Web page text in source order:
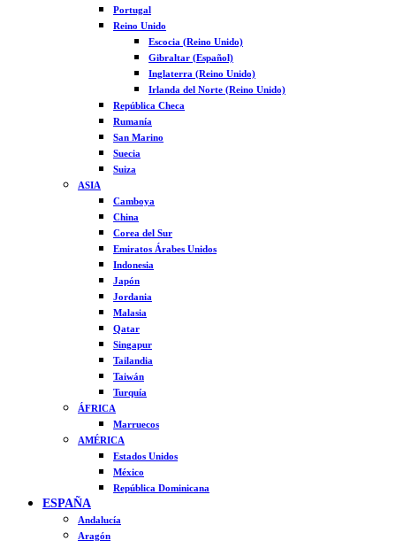
Portugal
Reino Unido
Escocia (Reino Unido)
Gibraltar (Español)
Inglaterra (Reino Unido)
Irlanda del Norte (Reino Unido)
República Checa
Rumanía
San Marino
Suecia
Suiza
ASIA
Camboya
China
Corea del Sur
Emiratos Árabes Unidos
Indonesia
Japón
Jordania
Malasia
Qatar
Singapur
Tailandia
Taiwán
Turquía
ÁFRICA
Marruecos
AMÉRICA
Estados Unidos
México
República Dominicana
ESPAÑA
Andalucía
Aragón